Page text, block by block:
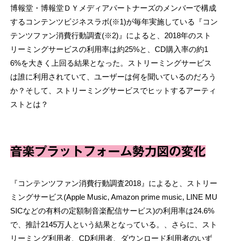
博報堂・博報堂ＤＹメディアパートナーズのメンバーで構成
するコンテンツビジネスラボ(※1)が毎年実施している『コン
テンツファン消費行動調査(※2)』によると、2018年のスト
リーミングサービスの利用率は約25%と、CD購入率の約1
6%を大きく上回る結果となった。ストリーミングサービス
は誰に利用されていて、ユーザーは何を聞いているのだろう
か？そして、ストリーミングサービスでヒットするアーティ
ストとは？
音楽プラットフォーム勢力図の変化
『コンテンツファン消費行動調査2018』によると、ストリー
ミングサービス(Apple Music, Amazon prime music, LINE MU
SICなどの有料の定額制音楽配信サービス)の利用率は24.6%
で、推計2145万人という結果となっている。、さらに、スト
リーミング利用者、CD利用者、ダウンロード利用者のいず